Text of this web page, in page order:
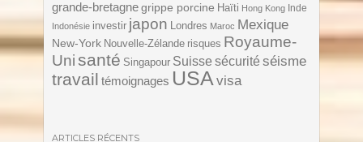
grande-bretagne grippe porcine Haïti Hong Kong Inde
Indonésie investir japon Londres Maroc Mexique
New-York Nouvelle-Zélande risques Royaume-
Unisanté Singapour Suisse sécurité séisme
travail témoignages USA visa
ARTICLES RÉCENTS